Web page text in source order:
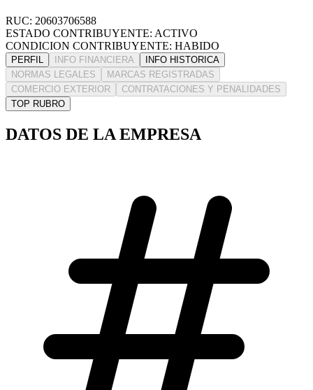
RUC: 20603706588
ESTADO CONTRIBUYENTE: ACTIVO
CONDICION CONTRIBUYENTE: HABIDO
PERFIL INFO FINANCIERA
INFO HISTORICA
NORMAS LEGALES
MARCAS REGISTRADAS
COMERCIO EXTERIOR
CONTRATACIONES Y PENALIDADES
TOP RUBRO
DATOS DE LA EMPRESA